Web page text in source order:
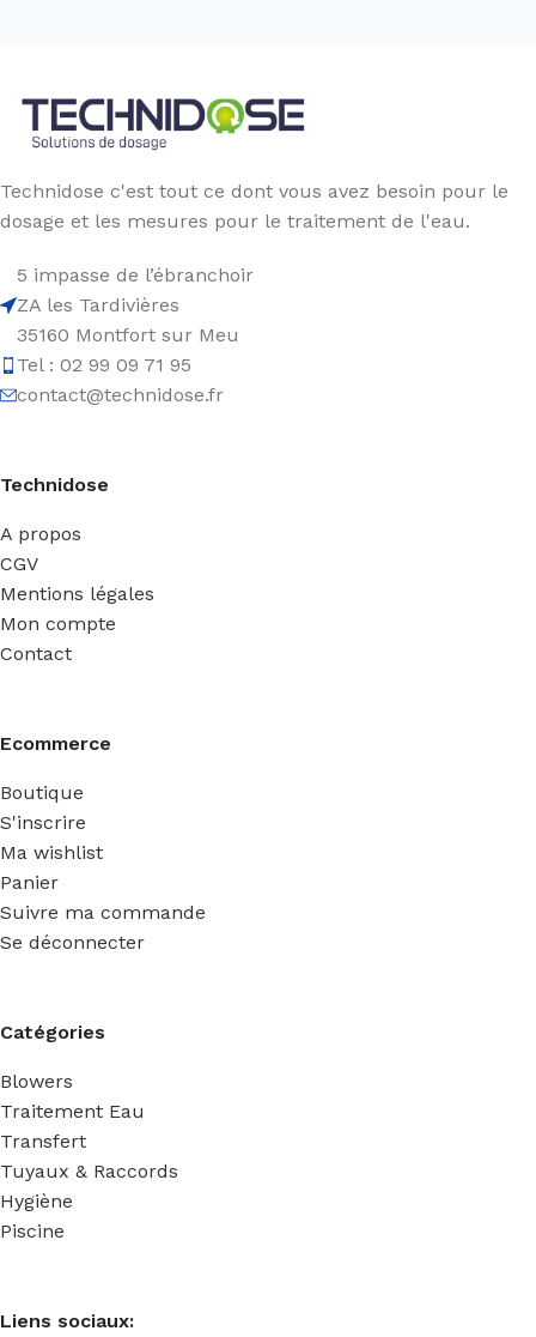
Technidose c'est tout ce dont vous avez besoin pour le
dosage et les mesures pour le traitement de l'eau.
5 impasse de l’ébranchoir
ZA les Tardivières
35160 Montfort sur Meu
Tel : 02 99 09 71 95
contact@technidose.fr
Technidose
A propos
CGV
Mentions légales
Mon compte
Contact
Ecommerce
Boutique
S'inscrire
Ma wishlist
Panier
Suivre ma commande
Se déconnecter
Catégories
Blowers
Traitement Eau
Transfert
Tuyaux & Raccords
Hygiène
Piscine
Liens sociaux: